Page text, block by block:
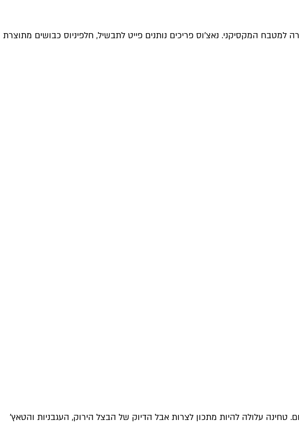
המקסיקני. נאצ'וס פריכים נותנים פייט לתבשיל, חלפיניוס כבושים מתוצרת
טחינה עלולה להיות מתכון לצרות אבל הדיוק של הבצל הירוק, העגבניות והטאץ'